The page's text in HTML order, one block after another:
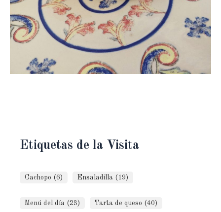
Etiquetas de la Visita
Cachopo (6) Ensaladilla (19)
Menú del día (23) Tarta de queso (40)